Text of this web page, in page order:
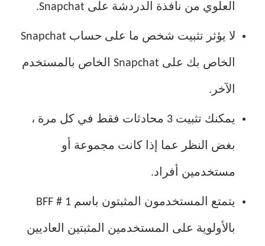
العلوي من نافذة الدردشة على Snapchat.
لا يؤثر تثبيت شخص ما على حساب Snapchat
الخاص بك على Snapchat الخاص بالمستخدم
الآخر.
يمكنك تثبيت 3 محادثات فقط في كل مرة ،
بغض النظر عما إذا كانت مجموعة أو
مستخدمين أفراد.
يتمتع المستخدمون المثبتون باسم BFF # 1
بالأولوية على المستخدمين المثبتين العاديين